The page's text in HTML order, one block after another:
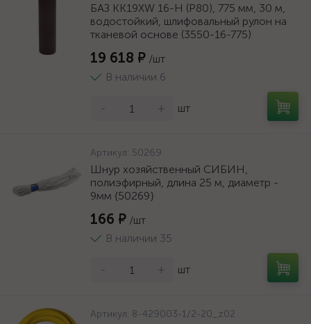
БАЗ KK19XW 16-H (Р80), 775 мм, 30 м,
водостойкий, шлифовальный рулон на
тканевой основе (3550-16-775)
19 618 ₽ /шт
В наличии 6
- + шт
Артикул: 50269
Шнур хозяйственный СИБИН,
полиэфирный, длина 25 м, диаметр -
9мм {50269}
166 ₽ /шт
В наличии 35
- + шт
Артикул: 8-429003-1/2-20_z02